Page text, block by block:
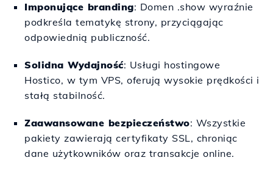
Imponujące branding: Domen .show wyraźnie
podkreśla tematykę strony, przyciągając
odpowiednią publiczność.
Solidna Wydajność: Usługi hostingowe
Hostico, w tym VPS, oferują wysokie prędkości i
stałą stabilność.
Zaawansowane bezpieczeństwo: Wszystkie
pakiety zawierają certyfikaty SSL, chroniąc
dane użytkowników oraz transakcje online.